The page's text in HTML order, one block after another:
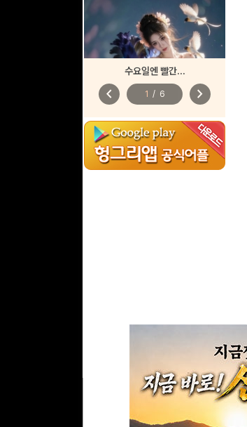
수요일엔 빨간...
chevron_left 1 / 6 chevron_right